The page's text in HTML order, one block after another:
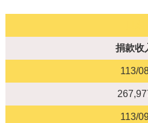
捐款收
113/
113/